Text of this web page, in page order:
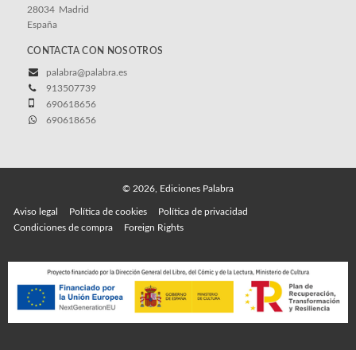
28034 Madrid
España
CONTACTA CON NOSOTROS
palabra@palabra.es
913507739
690618656
690618656
© 2026, Ediciones Palabra
Aviso legal Política de cookies
Política de privacidad
Condiciones de compra
Foreign Rights